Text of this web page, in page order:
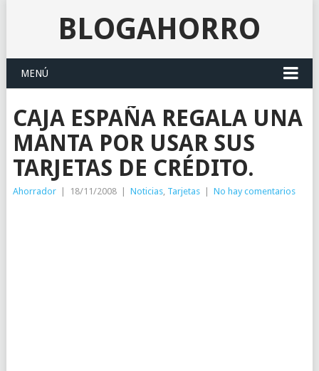
BLOGAHORRO
MENÚ
CAJA ESPAÑA REGALA UNA
MANTA POR USAR SUS
TARJETAS DE CRÉDITO.
Ahorrador 18/11/2008 Noticias, Tarjetas No hay comentarios